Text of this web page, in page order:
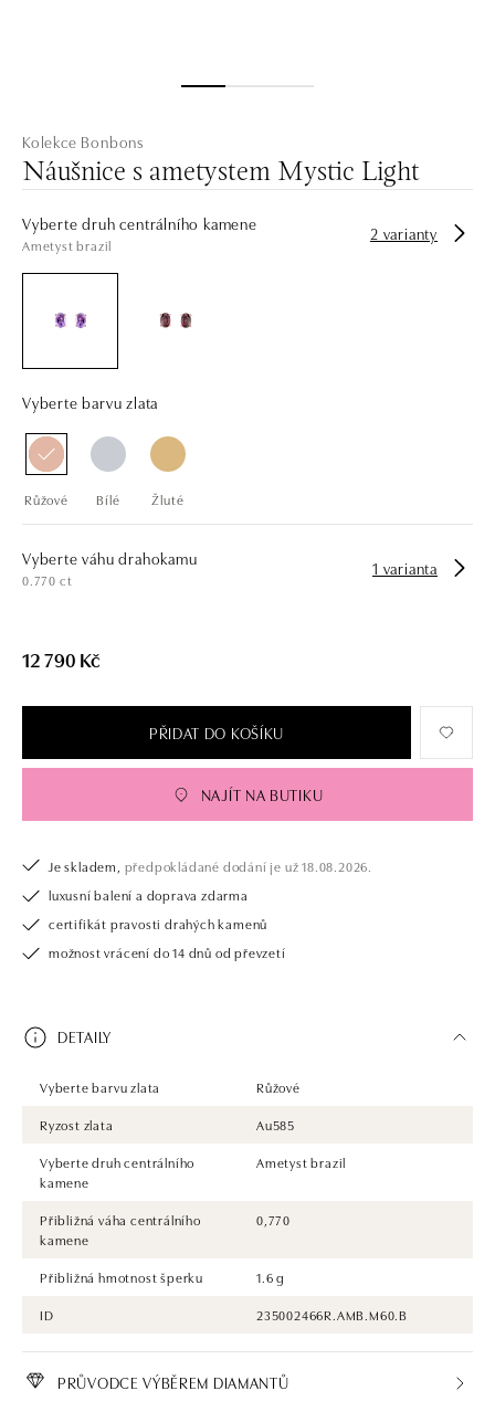
Kolekce Bonbons
Náušnice s ametystem Mystic Light
Vyberte druh centrálního kamene
Ametyst brazil
2 varianty
Vyberte barvu zlata
Růžové Bílé Žluté
Vyberte váhu drahokamu
0.770 ct
1 varianta
12 790 Kč
PŘIDAT DO KOŠÍKU
NAJÍT NA BUTIKU
Je skladem, předpokládané dodání je už 18.08.2026.
luxusní balení a doprava zdarma
certifikát pravosti drahých kamenů
možnost vrácení do 14 dnů od převzetí
DETAILY
Vyberte barvu zlata
Růžové
Ryzost zlata
Au585
Vyberte druh centrálního
kamene
Ametyst brazil
Přibližná váha centrálního
kamene
0,770
Přibližná hmotnost šperku
1.6 g
ID
235002466R.AMB.M60.B
PRŮVODCE VÝBĚREM DIAMANTŮ